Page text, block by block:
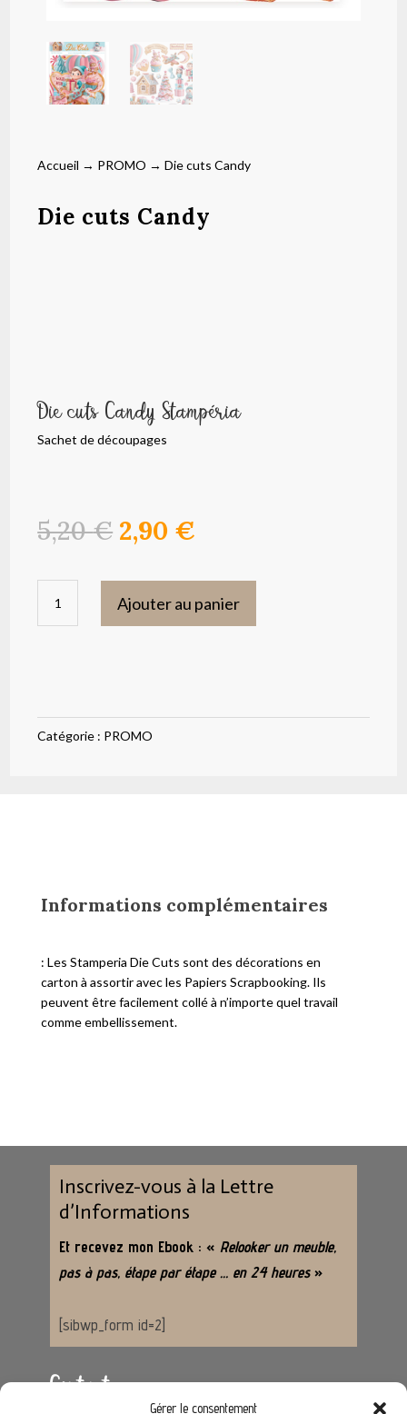
Gérer le consentement
Accueil → PROMO → Die cuts Candy
Die cuts Candy
Die cuts Candy Stampéria
Sachet de découpages
5,20€ Le
prix
initial
était :
5,20 €.
2,90 €
actuel
est :
2,90 €.
Ajouter au panier
Catégorie : PROMO
Informations complémentaires
: Les Stamperia Die Cuts sont des décorations en
carton à assortir avec les Papiers Scrapbooking. Ils
peuvent être facilement collé à n’importe quel travail
comme embellissement.
Inscrivez-vous à la Lettre
d’Informations
Et recevez mon Ebook : « Relooker un meuble,
pas à pas, étape par étape … en 24 heures »
[sibwp_form id=2]
Contact